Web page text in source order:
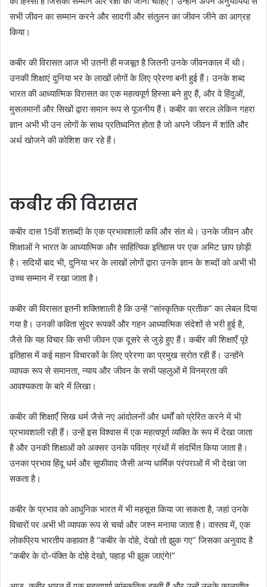
सभी जीवन का सम्मान करने और सादगी और संतुलन का जीवन जीने का आग्रह
किया।
कबीर की विरासत आज भी उतनी ही मजबूत है जितनी उनके जीवनकाल में थी।
उनकी शिक्षाएं दुनिया भर के लाखों लोगों के लिए प्रेरणा बनी हुई हैं। उनके शब्द
भारत की आध्यात्मिक विरासत का एक महत्वपूर्ण हिस्सा बने हुए हैं, और वे हिंदुओं,
मुसलमानों और सिखों द्वारा समान रूप से पूजनीय हैं। कबीर का सरल लेकिन गहरा
ज्ञान अभी भी उन लोगों के साथ प्रतिध्वनित होता है जो अपने जीवन में शांति और
अर्थ खोजने की कोशिश कर रहे हैं।
कबीर की विरासत
कबीर दास 15वीं शताब्दी के एक प्रभावशाली कवि और संत थे। उनके जीवन और
शिक्षाओं ने भारत के आध्यात्मिक और साहित्यिक इतिहास पर एक अमिट छाप छोड़ी
है। सदियों बाद भी, दुनिया भर के लाखों लोगों द्वारा उनके ज्ञान के शब्दों को अभी भी
उच्च सम्मान में रखा जाता है।
कबीर की विरासत इतनी शक्तिशाली है कि उन्हें “सांस्कृतिक प्रतीक” का लेबल दिया
गया है। उनकी कविता सुंदर रूपकों और गहन आध्यात्मिक संदेशों से भरी हुई है,
जैसे कि यह विचार कि सभी जीवन एक दूसरे से जुड़े हुए हैं। कबीर की शिक्षाएँ पूरे
इतिहास में कई महान विचारकों के लिए प्रेरणा का प्रमुख स्रोत रही हैं। उन्होंने
व्यापक रूप से समानता, न्याय और जीवन के सभी पहलुओं में विनम्रता की
आवश्यकता के बारे में लिखा।
कबीर की शिक्षाएँ सिख धर्म जैसे नए आंदोलनों और धर्मों को प्रेरित करने में भी
प्रभावशाली रही हैं। उन्हें इस विश्वास में एक महत्वपूर्ण व्यक्ति के रूप में देखा जाता
है और उनकी शिक्षाओं को अक्सर उनके पवित्र ग्रंथों में संदर्भित किया जाता है।
उनका प्रभाव हिंदू धर्म और सूफीवाद जैसी अन्य धार्मिक परंपराओं में भी देखा जा
सकता है।
कबीर के प्रभाव को आधुनिक भारत में भी महसूस किया जा सकता है, जहां उनके
विचारों पर अभी भी व्यापक रूप से चर्चा और जश्न मनाया जाता है। वास्तव में, एक
लोकप्रिय भारतीय कहावत है “कबीर के दोहे, देखो तो झुक गए” जिसका अनुवाद है
“कबीर के दो-पंक्ति के दोहे देखो, पहाड़ भी झुक जाएंगे!”